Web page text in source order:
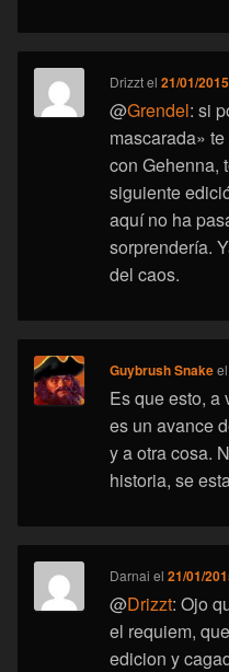
Drizztel21/01/
@Grendel: si
mascarada»
con Gehenna,
siguiente
aquí no ha
sorprendería.
del caos.
Guybrush Snake
Es que esto, a
es un avance
y a otra cosa.
historia, se
Darnai el21/01/
@Drizzt: Ojo
el requiem,
edicion y